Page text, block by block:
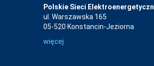
Polskie Sieci
ul. Warszawska 165
05-520 Konstancin-Jeziorna
więcej